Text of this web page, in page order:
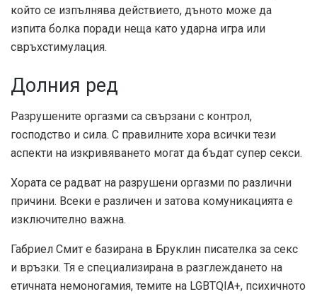
който се изпълнява действието, дъното може да
изпита болка поради неща като ударна игра или
свръхстимулация.
Долния ред
Разрушените оргазми са свързани с контрол,
господство и сила. С правилните хора всички тези
аспекти на изкривяването могат да бъдат супер секси.
Хората се радват на разрушени оргазми по различни
причини. Всеки е различен и затова комуникацията е
изключително важна.
Габриел Смит е базирана в Бруклин писателка за секс
и връзки. Тя е специализирана в разглеждането на
етичната немоногамия, темите на LGBTQIA+, психичното